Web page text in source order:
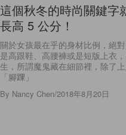
這個秋冬的時尚關鍵字
長高 5 公分！
關於女孩最在乎的身材比例，絕
是高跟鞋、高腰褲或是短版上衣
生，所謂魔鬼藏在細節裡，除了
「腳踝」
By Nancy Chen/2018年8月20日